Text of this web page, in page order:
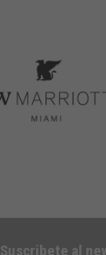
Suscribete al